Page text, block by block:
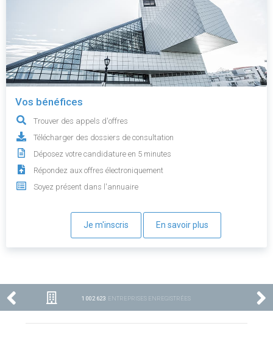
Vos bénéfices
Trouver des appels d'offres
Télécharger des dossiers de consultation
Déposez votre candidature en 5 minutes
Répondez aux offres électroniquement
Soyez présent dans l'annuaire
Je m'inscris En savoir plus
1 002 623 ENTREPRISES ENREGISTRÉES